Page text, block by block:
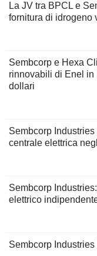
La JV tra BPCL e
fornitura di idrogeno
Sembcorp e Hexa
rinnovabili di Enel in
dollari
Sembcorp
centrale elettrica
Sembcorp
elettrico
Sembcorp